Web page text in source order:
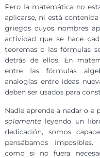
Pero la matemática no
aplicarse, ni está
griegos cuyos nombres
actividad que se hace
teoremas o las fórmulas
detrás de ellos. En
entre las fórmulas
analogías entre ideas
deben ser usados para
Nadie aprende a nadar o
solamente leyendo un
dedicación, somos
pensábamos
como si no fuera